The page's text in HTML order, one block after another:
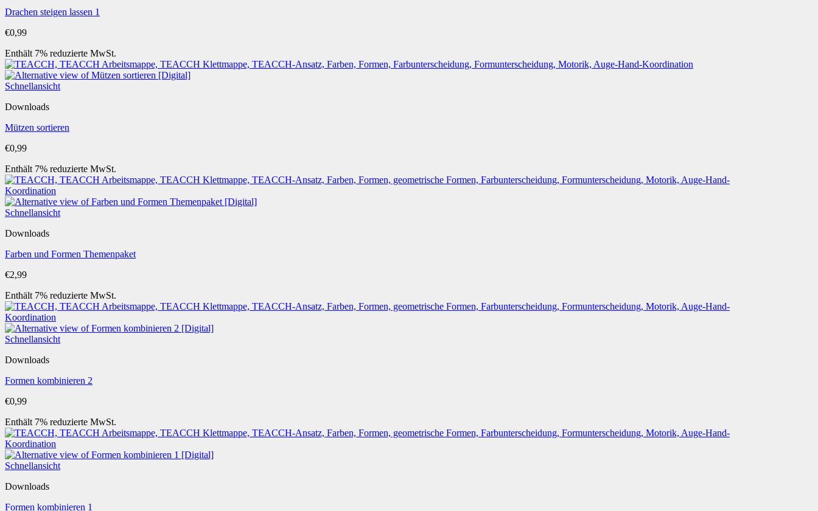
Drachen steigen lassen 1
€0,99
Enthält 7% reduzierte MwSt.
Schnellansicht
Downloads
Mützen sortieren
€0,99
Enthält 7% reduzierte MwSt.
Schnellansicht
Downloads
Farben und Formen Themenpaket
€2,99
Enthält 7% reduzierte MwSt.
Schnellansicht
Downloads
Formen kombinieren 2
€0,99
Enthält 7% reduzierte MwSt.
Schnellansicht
Downloads
Formen kombinieren 1